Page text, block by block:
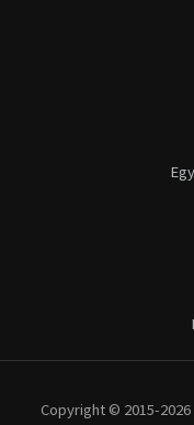
Copyright © 2015-